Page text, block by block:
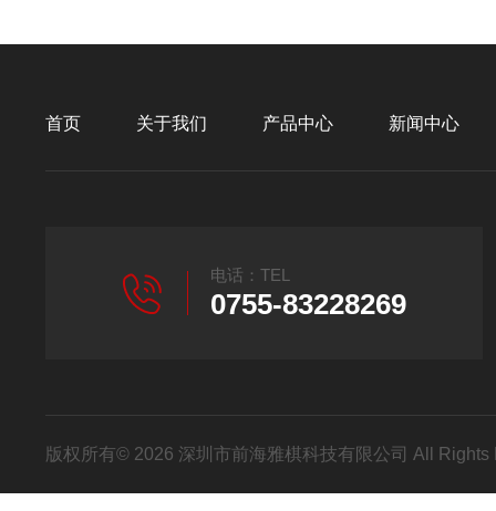
首页 关于我们 产品中心 新闻中心
电话：TEL
0755-83228269
版权所有© 2026 深圳市前海雅棋科技有限公司 All